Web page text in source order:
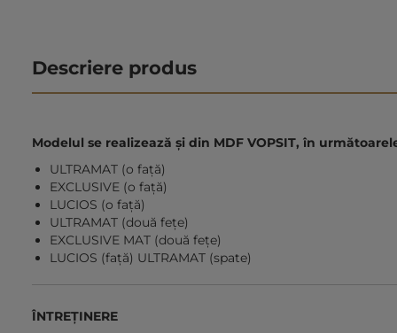
Descriere produs
Modelul se realizează și din MDF VOPSIT, în
ULTRAMAT (o față)
EXCLUSIVE (o față)
LUCIOS (o față)
ULTRAMAT (două fețe)
EXCLUSIVE MAT (două fețe)
LUCIOS (față) ULTRAMAT (spate)
ÎNTREȚINERE